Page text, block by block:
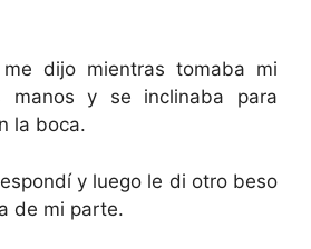
dijo mientras tomaba mi
manos y se inclinaba para
la boca.
y luego le di otro beso
de mi parte.